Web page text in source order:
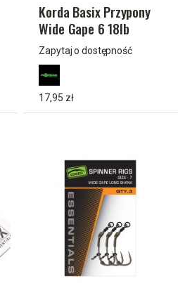
Korda Basix Przypony
Wide Gape 6 18lb
Zapytaj o dostępność
17,95 zł